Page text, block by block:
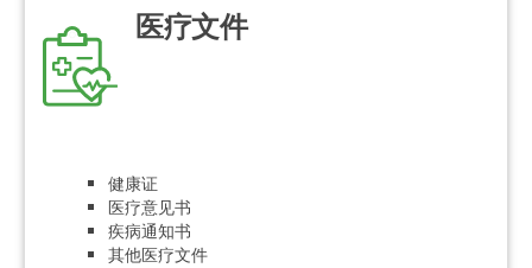
医疗文件
健康证
医疗意见书
疾病通知书
其他医疗文件